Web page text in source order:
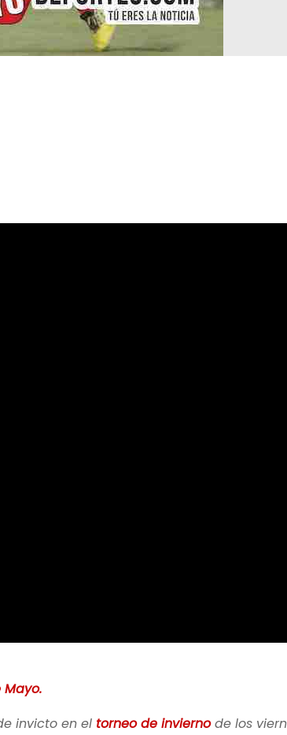
invicto en el torneo de inviernode los